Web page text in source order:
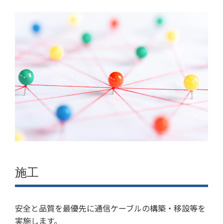
施工
安全と品質を最優先に通信ケーブルの構築・移設等を
実施します。